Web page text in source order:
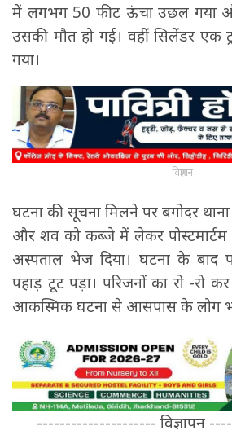
में लगभग 50 फीट ऊंचा उछल गया
उसकी मौत हो गई। वहीं सिलेंडर एक
गया।
विज्ञापन
घटना की सूचना मिलने पर बगोदर
और शव को कब्जे में लेकर पोस्टमार्टम
अस्पताल भेज दिया। घटना के बाद
पहाड़ टूट पड़ा। परिजनों का रो -रो
आकस्मिक घटना से आसपास के लोग
--------------------- विज्ञापन